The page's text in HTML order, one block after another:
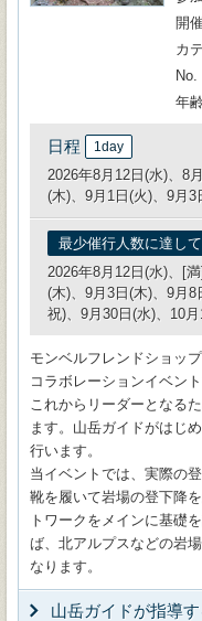
開
カ
No.
年
日程 1day
2026年8月12日(水)、8
(木)、9月1日(火)、9月3
最少催行人数に達し
2026年8月12日(水)、[
(木)、9月3日(木)、9月
祝)、9月30日(水)、10
モンベルフレンドショッ
コラボレーションイベン
これからリーダーとなる
ます。山岳ガイドがはじ
行います。
当イベントでは、実際の
靴を履いて岩場の登下降
トワークをメインに基礎
ば、北アルプスなどの岩
なります。
山岳ガイドが指導